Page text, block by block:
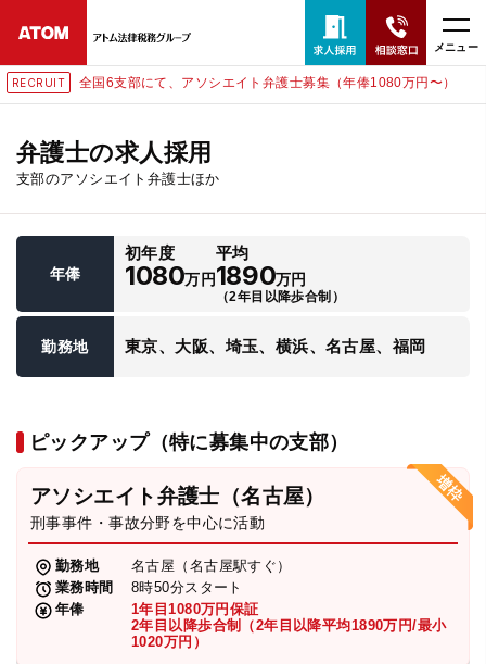
メニュー
RECRUIT 全国6支部にて、アソシエイト弁護士募集（年俸1080万円〜）
弁護士の求人採用
支部のアソシエイト弁護士ほか
年俸
初年度
1080万円
平均
1890万円
（2年目以降歩合制）
勤務地 東京、大阪、埼玉、横浜、名古屋、福岡
ピックアップ（特に募集中の支部）
アソシエイト弁護士（名古屋）
刑事事件・事故分野を中心に活動
勤務地
名古屋（名古屋駅すぐ）
業務時間
8時50分スタート
年俸
1年目1080万円保証
2年目以降歩合制（2年目以降平均1890万円/最小
1020万円）
24時間365日全国対応
無料相談窓口はこちら
弁護士・税理士
費用